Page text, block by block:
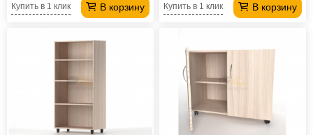
В корзину
Купить в 1 клик В корзину
Купить в 1 клик